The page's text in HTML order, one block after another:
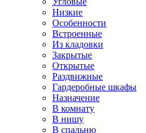
Низкие
Особенности
Встроенные
Из кладовки
Закрытые
Открытые
Раздвижные
Гардеробные шкафы
Назначение
В комнату
В нишу
В спальню